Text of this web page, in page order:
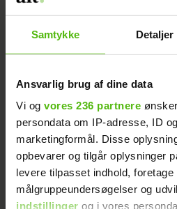
Samtykke Detaljer
Ansvarlig brug af dine data
Vi og vores 236 partnere
persondata om IP-adresse, ID
marketingformål. Disse
opbevarer og tilgår oplysninger
levere tilpasset indhold,
målgruppeundersøgelser og
indstillinger og i vores
Jeg er træt af min
svigerdatters